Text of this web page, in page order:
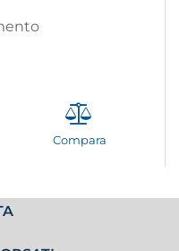
Compara